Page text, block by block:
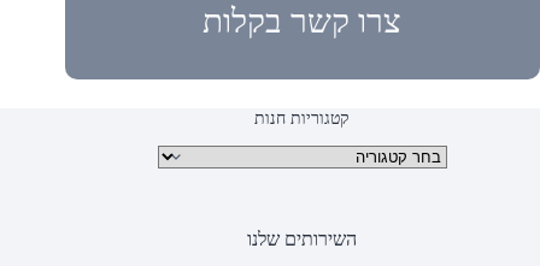
צרו קשר בקלות
קטגוריות חנות
קטגוריות מוצרים
השירותים שלנו